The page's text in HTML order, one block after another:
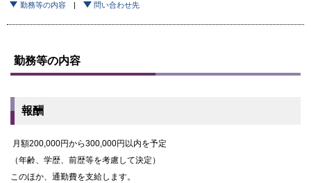
勤務等の内容 問い合わせ先
勤務等の内容
報酬
月額200,000円から300,000円以内を予定
（年齢、学歴、前歴等を考慮して決定）
このほか、通勤費を支給します。